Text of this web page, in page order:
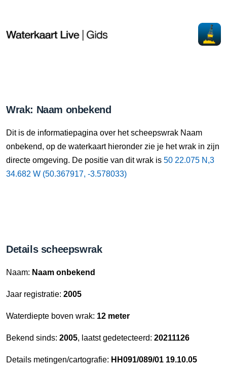
Wrak: Naam onbekend
Dit is de informatiepagina over het scheepswrak Naam
onbekend, op de waterkaart hieronder zie je het wrak in zijn
directe omgeving. De positie van dit wrak is 50 22.075 N,3
34.682 W (50.367917, -3.578033)
Details scheepswrak
Naam: Naam onbekend
Jaar registratie: 2005
Waterdiepte boven wrak: 12 meter
Bekend sinds: 2005, laatst gedetecteerd: 20211126
Details metingen/cartografie: HH091/089/01 19.10.05